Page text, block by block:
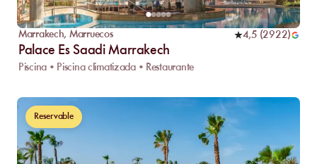
Marrakech, Marruecos 4,5(2922)
Palace Es Saadi Marrakech
Piscina • Piscina climatizada • Restaurante
Reservable